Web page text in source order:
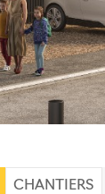
CHANTIERS